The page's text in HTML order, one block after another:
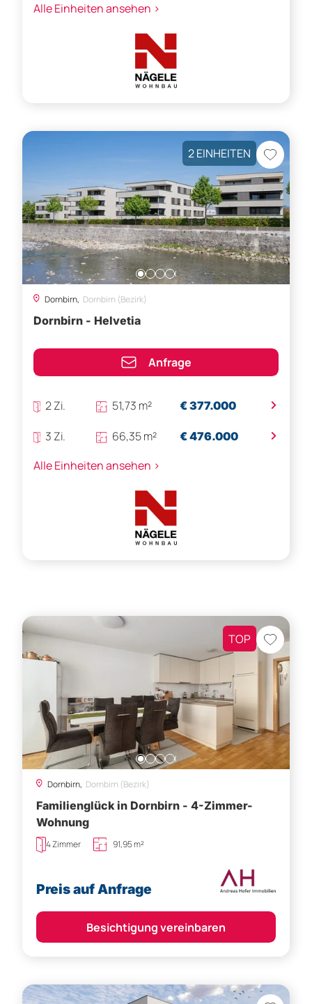
Alle Einheiten ansehen >
2 EINHEITEN
Dornbirn, Dornbirn (Bezirk)
Dornbirn - Helvetia
Anfrage
2 Zi. 51,73 m² € 377.000 >
3 Zi. 66,35 m² € 476.000 >
Alle Einheiten ansehen >
TOP
Dornbirn, Dornbirn (Bezirk)
Familienglück in Dornbirn - 4-Zimmer-
Wohnung
4 Zimmer 91,95 m²
Preis auf Anfrage
Besichtigung vereinbaren